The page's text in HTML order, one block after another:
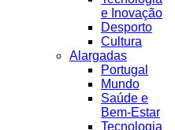
e Inovação
Desporto
Cultura
Alargadas
Portugal
Mundo
Saúde e
Bem-Estar
Tecnologia